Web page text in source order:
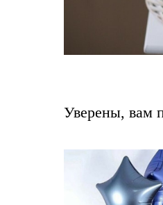
Уверены, вам